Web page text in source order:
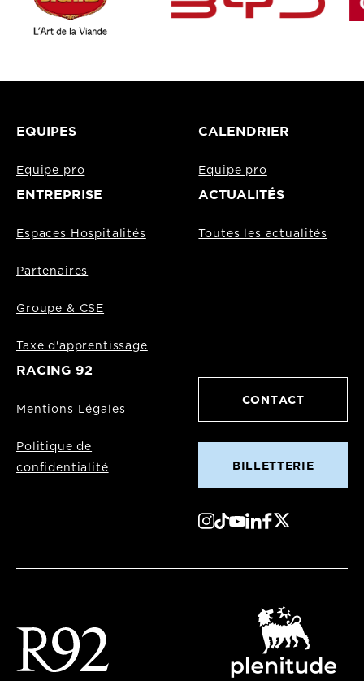
EQUIPES
Equipe pro
CALENDRIER
Equipe pro
ENTREPRISE
Espaces Hospitalités
Partenaires
Groupe & CSE
Taxe d'apprentissage
ACTUALITÉS
Toutes les actualités
RACING 92
Mentions Légales
Politique de
confidentialité
CONTACT
BILLETTERIE